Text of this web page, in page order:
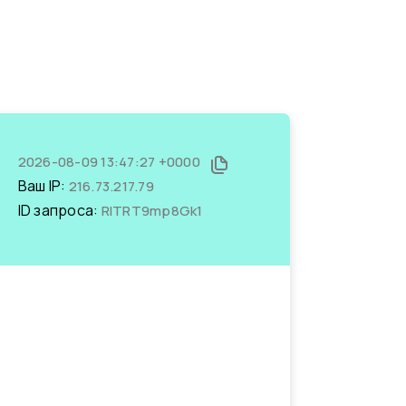
2026-08-09 13:47:27 +0000
Ваш IP: 216.73.217.79
ID запроса: RlTRT9mp8Gk1